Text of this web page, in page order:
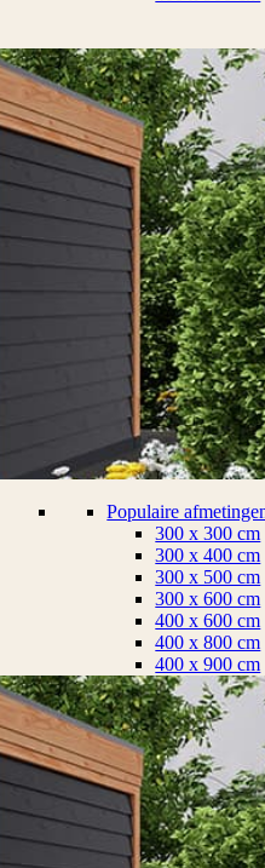
Populaire
300 x 300 cm
300 x 400 cm
300 x 500 cm
300 x 600 cm
400 x 600 cm
400 x 800 cm
400 x 900 cm